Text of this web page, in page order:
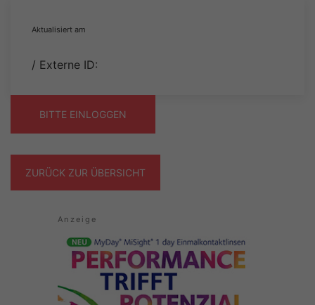
Aktualisiert am
/ Externe ID:
BITTE EINLOGGEN
ZURÜCK ZUR ÜBERSICHT